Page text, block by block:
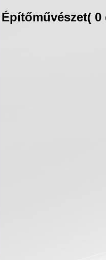
Építőművészet( 0